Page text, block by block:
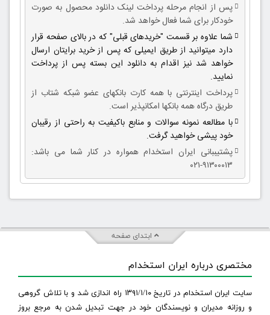
پس از انجام مرحله پرداخت لینک دانلود محصول به صورت
خودکار برای شما فعال خواهد شد.
شما علاوه بر قسمت "خریدهای قبلی" که در بالای صفحه قرار
دارد میتوانید از طریق ایمیلی که پس از خرید برایتان ارسال
خواهد شد نیز اقدام به دانلود این بسته پس از پرداخت
نمایید.
پرداخت اینترنتی با همه کارت بانکهای عضو شبکه شتاب از
طریق درگاه همه بانکها امکانپذیر است.
با مطالعه نمونه سوالات و منابع باکیفیت به راحتی از رقیبان
خود پیشی خواهید گرفت.
پشتیببانی ایران استخدام همواره در کنار شما می باشد:
۹۱۳۰۰۰۱۳-۰۲۱
ابتدای صفحه
مختصری درباره ایران استخدام
سایت ایران استخدام در تاریخ ۱۳۹۱/۱/۱۰ راه اندازی شد و با تلاش گروهی
و روزانه مدیران و نویسندگان خود در جهت تبدیل شدن به مرجع بروز